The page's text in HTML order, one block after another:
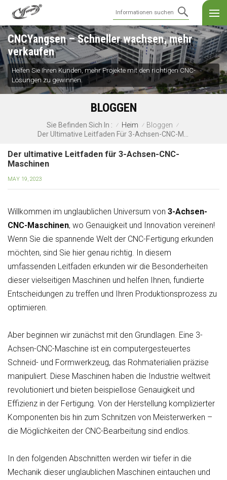
CNCYangsen – Schneller wachsen, mehr
verkaufen
Helfen Sie Ihren Kunden, mehr Projekte mit den richtigen CNC-
Lösungen zu gewinnen.
BLOGGEN
Sie Befinden Sich In : / Heim / Bloggen /
Der ultimative Leitfaden für 3-Achsen-CNC-
Maschinen
MAY 19, 2023
Willkommen im unglaublichen Universum von 3-Achsen-
CNC-Maschinen, wo Genauigkeit und Innovation vereinen!
Wenn Sie die spannende Welt der CNC-Fertigung erkunden
möchten, sind Sie hier genau richtig. In diesem
umfassenden Leitfaden erkunden wir die Besonderheiten
dieser vielseitigen Maschinen und helfen Ihnen, fundierte
Entscheidungen zu treffen und Ihren Produktionsprozess zu
optimieren.
Aber beginnen wir zunächst mit den Grundlagen. Eine 3-
Achsen-CNC-Maschine ist ein computergesteuertes
Schneid- und Formwerkzeug, das Rohmaterialien präzise
manipuliert. Diese Maschinen haben die Industrie weltweit
revolutioniert und bieten beispiellose Genauigkeit und
Effizienz in der Fertigung. Von der Herstellung komplizierter
Komponenten bis hin zum Schnitzen von Meisterwerken –
die Möglichkeiten der CNC-Bearbeitung sind endlos.
In den folgenden Abschnitten werden wir tiefer in die
Mechanik dieser unglaublichen Maschinen eintauchen und